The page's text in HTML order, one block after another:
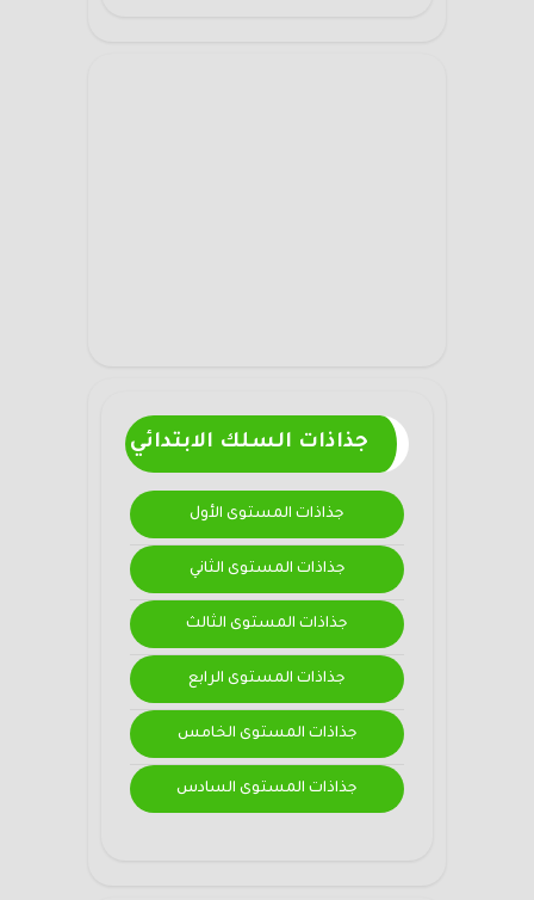
جذاذات السلك الابتدائي
جذاذات المستوى الأول
جذاذات المستوى الثاني
جذاذات المستوى الثالث
جذاذات المستوى الرابع
جذاذات المستوى الخامس
جذاذات المستوى السادس